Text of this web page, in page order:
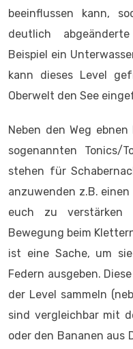
beeinflussen kann,
deutlich
Beispiel ein
kann dieses Level
Oberwelt den See
Neben den Weg
sogenannten Tonics/
stehen für
anzuwenden z.B.
euch zu verstärken
Bewegung beim
ist eine Sache, um
Federn ausgeben.
der Level sammeln
sind vergleichbar mit
oder den Bananen aus